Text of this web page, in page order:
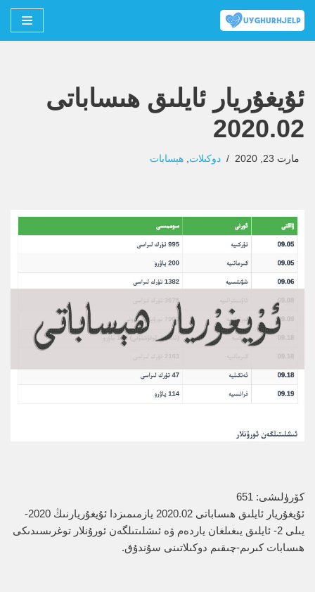
ئۇيغۇريار ئايلىق ھىساباتى
2020.02
مارت 23, 2020 دوكىلات, ھېسابات
كۆرۈلىشى: 651
ئۇيغۇريار ئايلىق ھىساباتى 2020.02 يازمىمىزدا ئۇيغۇريارنىڭ 2020-
يىلى 2- ئايلىق يىغىلغان ياردەم ۋە ئىشلىتىلگەن ئورۇنلار توغرىسىدىكى
ھىسابات كىرىم-چىقىم دوكىلاتىنى سۇندۇق.